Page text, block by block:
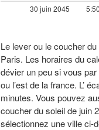
30 juin 2045
5:50
Le lever ou le coucher
Paris. Les horaires du
dévier un peu si vous
ou l’est de la france. L’
minutes. Vous pouvez
coucher du soleil de juin
sélectionnez une ville ci-